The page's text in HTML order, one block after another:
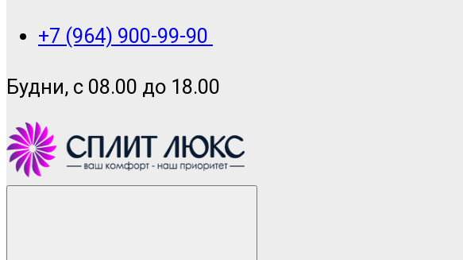
+7 (964) 900-99-90
Будни, с 08.00 до 18.00